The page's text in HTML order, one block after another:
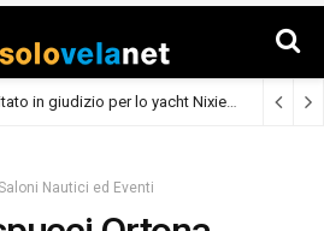
Il fondatore di Revolut citato in giudizio per lo yacht Nixie (Cronaca)
Nautici ed Eventi